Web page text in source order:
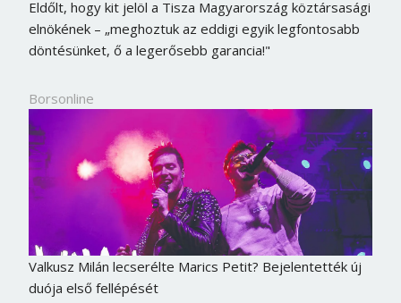
Eldőlt, hogy kit jelöl a Tisza Magyarország köztársasági
elnökének – „meghoztuk az eddigi egyik legfontosabb
döntésünket, ő a legerősebb garancia!"
Borsonline
Valkusz Milán lecserélte Marics Petit? Bejelentették új
duója első fellépését